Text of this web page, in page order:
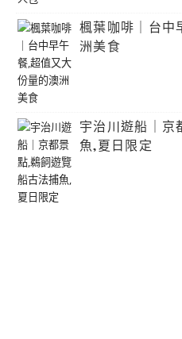
楓葉咖啡｜台中
洲美食
宇治川遊船｜京
魚,夏日限定